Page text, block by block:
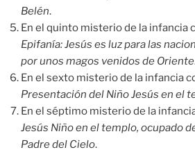
Belén.
En el quinto misterio de la infancia
Epifanía: Jesús es luz para las
por unos magos venidos de Oriente
En el sexto misterio de la infancia
Presentación del Niño Jesús en el
En el séptimo misterio de la
Jesús Niño en el templo, ocupado
Padre del Cielo.